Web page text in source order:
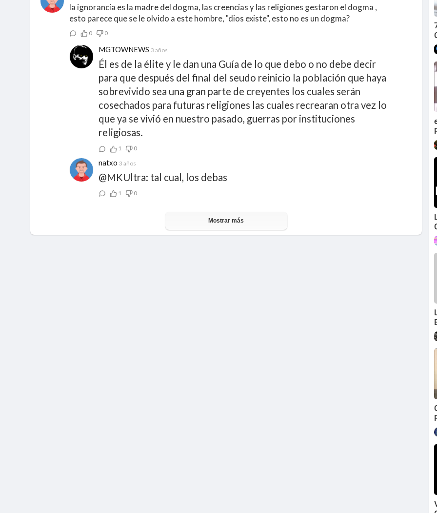
la ignorancia es la madre del dogma, las creencias y las religiones gestaron el dogma ,
esto parece que se le olvido a este hombre, "dios existe", esto no es un dogma?
0 0
MGTOWNEWS 3 años
Él es de la élite y le dan una Guía de lo que debo o no debe decir
para que después del final del seudo reinicio la población que haya
sobrevivido sea una gran parte de creyentes los cuales serán
cosechados para futuras religiones las cuales recrearan otra vez lo
que ya se vivió en nuestro pasado, guerras por instituciones
religiosas.
1 0
natxo 3 años
@MKUltra: tal cual, los debas
1 0
Mostrar más